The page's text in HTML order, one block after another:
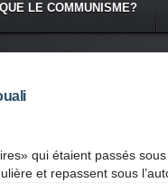
LE COMMUNISME?
qui étaient passés
et repassent sous